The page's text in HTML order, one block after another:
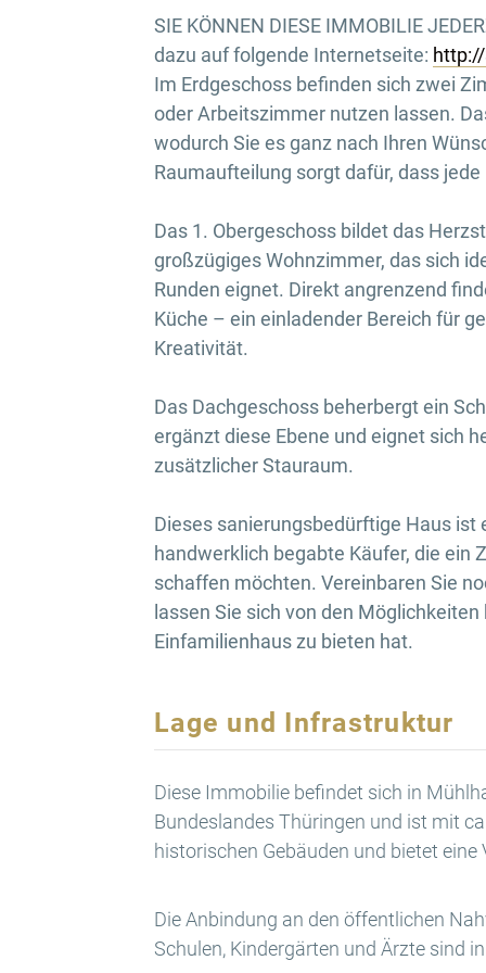
SIE KÖNNEN DIESE IMMOBILIE
dazu auf folgende Internetseite:
Im Erdgeschoss befinden sich zwei
oder Arbeitszimmer nutzen lassen.
wodurch Sie es ganz nach Ihren
Raumaufteilung sorgt dafür, dass
Das 1. Obergeschoss bildet das
großzügiges Wohnzimmer, das sich
Runden eignet. Direkt angrenzend
Küche – ein einladender Bereich für
Kreativität.
Das Dachgeschoss beherbergt ein
ergänzt diese Ebene und eignet sich
zusätzlicher Stauraum.
Dieses sanierungsbedürftige Haus
handwerklich begabte Käufer, die ein
schaffen möchten. Vereinbaren Sie
lassen Sie sich von den
Einfamilienhaus zu bieten hat.
Lage und Infrastruktur
Diese Immobilie befindet sich in
Bundeslandes Thüringen und ist mit
historischen Gebäuden und bietet
Die Anbindung an den öffentlichen
Schulen, Kindergärten und Ärzte sind